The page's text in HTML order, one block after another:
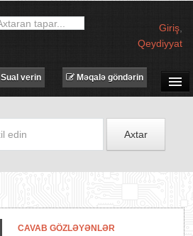
Giriş
Qeydiyyat
MƏQALƏLƏR
İŞ ELANLARI
Məqalə göndərin
Sual verin
Axtar
CAVAB GÖZLƏYƏNLƏR